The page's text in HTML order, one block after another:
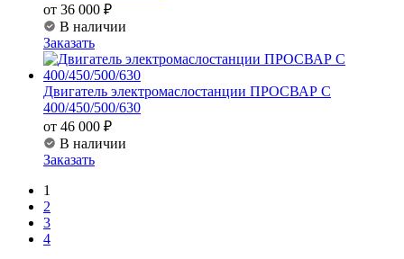
от 36 000 ₽
В наличии
Заказать
Двигатель электромаслостанции ПРОСВАР С
400/450/500/630
от 46 000 ₽
В наличии
Заказать
1
2
3
4